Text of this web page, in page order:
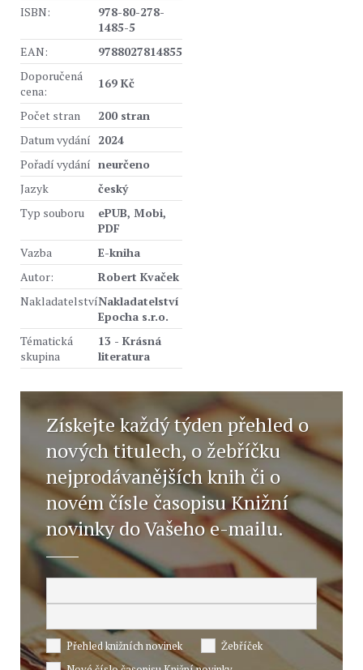
ISBN:
978-80-278-
1485-5
EAN:
9788027814855
Doporučená
cena:
169 Kč
Počet stran
200 stran
Datum vydání 2024
Pořadí vydání neurčeno
Jazyk
český
Typ souboru
ePUB, Mobi,
PDF
Vazba
E-kniha
Autor:
Robert Kvaček
NakladatelstvíNakladatelství
Epocha s.r.o.
Tématická
skupina
13 - Krásná
literatura
Získejte každý týden přehled o
nových titulech, o žebříčku
nejprodávanějších knih či o
novém čísle časopisu Knižní
novinky do Vašeho e-mailu.
Přehled knižních novinek
Žebříček